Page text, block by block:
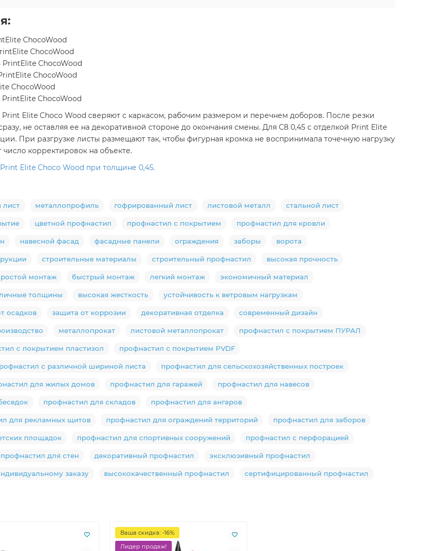
ChocoWood
ChocoWood
ChocoWood
ChocoWood
ChocoWood
ChocoWood
Elite Choco Wood сверяют с каркасом, рабочим размером и перечнем доборов. После резки
не оставляя ее на декоративной стороне до окончания смены. Для C8 0,45 с отделкой Print Elite
При разгрузке листы размещают так, чтобы фигурная кромка не воспринимала точечную нагрузку
корректировок на объекте.
Elite Choco Wood при толщине 0,45.
лист металлопрофиль гофрированный лист листовой металл стальной лист
цветной профнастил профнастил с покрытием профнастил для кровли
навесной фасад фасадные панели ограждения заборы ворота
строительные материалы строительный профнастил высокая прочность
монтаж быстрый монтаж легкий монтаж экономичный материал
толщины высокая жесткость устойчивость к ветровым нагрузкам
осадков защита от коррозии декоративная отделка современный дизайн
металлопрокат листовой металлопрокат профнастил с покрытием ПУРАЛ
с покрытием пластизол профнастил с покрытием PVDF
с различной шириной листа профнастил для сельскохозяйственных построек
для жилых домов профнастил для гаражей профнастил для навесов
профнастил для складов профнастил для ангаров
для рекламных щитов профнастил для ограждений территорий профнастил для заборов
площадок профнастил для спортивных сооружений профнастил с перфорацией
для стен декоративный профнастил эксклюзивный профнастил
заказу высококачественный профнастил сертифицированный профнастил
Ваша скидка: -16%
Лидер продаж!